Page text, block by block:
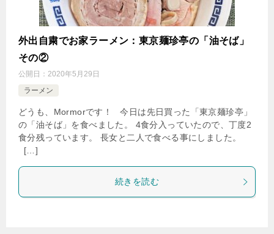
外出自粛でお家ラーメン：東京麺珍亭の「油そば」
その②
公開日： 2020年5月29日
ラーメン
どうも、Mormorです！ 今日は先日買った「東京麺珍亭」
の「油そば」を食べました。 4食分入っていたので、丁度2
食分残っています。 長女と二人で食べる事にしました。
[…]
続きを読む